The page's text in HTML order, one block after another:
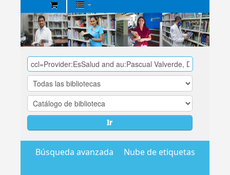
Biblioteca
Central
EsSalud
Ir
Búsqueda avanzada Nube de etiquetas